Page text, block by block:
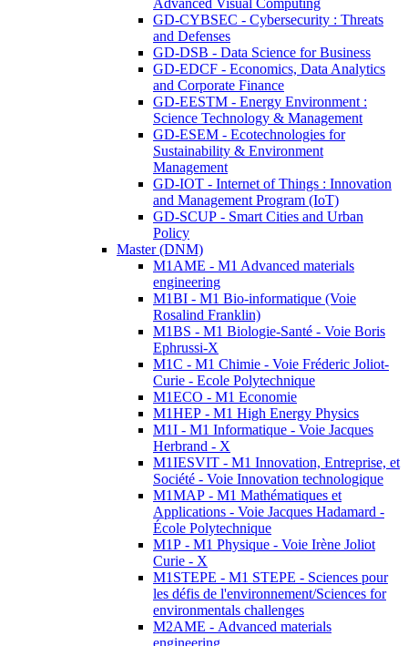
Advanced Visual Computing
GD-CYBSEC - Cybersecurity : Threats
and Defenses
GD-DSB - Data Science for Business
GD-EDCF - Economics, Data Analytics
and Corporate Finance
GD-EESTM - Energy Environment :
Science Technology & Management
GD-ESEM - Ecotechnologies for
Sustainability & Environment
Management
GD-IOT - Internet of Things : Innovation
and Management Program (IoT)
GD-SCUP - Smart Cities and Urban
Policy
Master (DNM)
M1AME - M1 Advanced materials
engineering
M1BI - M1 Bio-informatique (Voie
Rosalind Franklin)
M1BS - M1 Biologie-Santé - Voie Boris
Ephrussi-X
M1C - M1 Chimie - Voie Fréderic Joliot-
Curie - Ecole Polytechnique
M1ECO - M1 Economie
M1HEP - M1 High Energy Physics
M1I - M1 Informatique - Voie Jacques
Herbrand - X
M1IESVIT - M1 Innovation, Entreprise, et
Société - Voie Innovation technologique
M1MAP - M1 Mathématiques et
Applications - Voie Jacques Hadamard -
École Polytechnique
M1P - M1 Physique - Voie Irène Joliot
Curie - X
M1STEPE - M1 STEPE - Sciences pour
les défis de l'environnement/Sciences for
environmentals challenges
M2AME - Advanced materials
engineering